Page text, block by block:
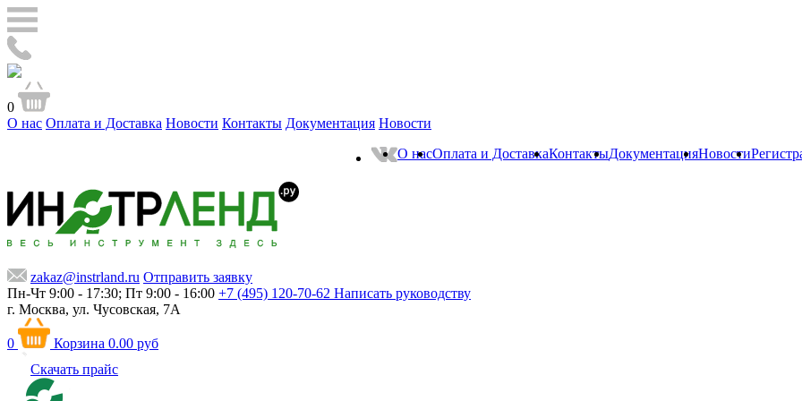
0
О нас Оплата и Доставка Новости Контакты Документация Новости
О насОплата и ДоставкаКонтактыДокументацияНовости
zakaz@instrland.ru Отправить заявку
Пн-Чт 9:00 - 17:30; Пт 9:00 - 16:00 +7 (495) 120-70-62 Написать руководству
г. Москва, ул. Чусовская, 7А
0 Корзина 0.00 руб
Скачать прайс